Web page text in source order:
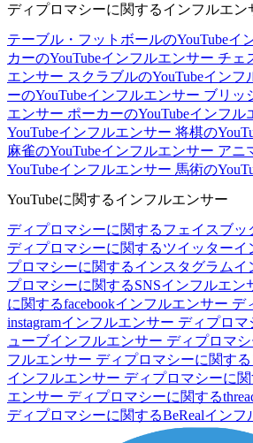
ディプロマシーに関するインフルエン
テーブル・フットボールのYouTubeイ
カーのYouTubeインフルエンサー チェ
エンサー スクラブルのYouTubeインフ
ーのYouTubeインフルエンサー ブリッ
エンサー ポーカーのYouTubeインフル
YouTubeインフルエンサー 将棋の
麻雀のYouTubeインフルエンサー アニ
YouTubeインフルエンサー 馬術の
YouTubeに関するインフルエンサー
ディプロマシーに関するフェイスブッ
ディプロマシーに関するツイッターイ
プロマシーに関するインスタグラムイ
プロマシーに関するSNSインフルエン
に関するfacebookインフルエンサー デ
instagramインフルエンサー ディプロマ
ューブインフルエンサー ディプロマ
フルエンサー ディプロマシーに関す
インフルエンサー ディプロマシーに
エンサー ディプロマシーに関する
ディプロマシーに関するBeRealインフ